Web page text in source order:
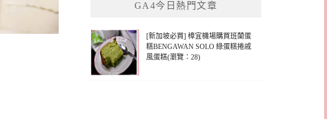
GA4今日熱門文章
[新加坡必買] 樟宜機場購買班蘭蛋
糕BENGAWAN SOLO 綠蛋糕捲戚
風蛋糕(瀏覽：28)